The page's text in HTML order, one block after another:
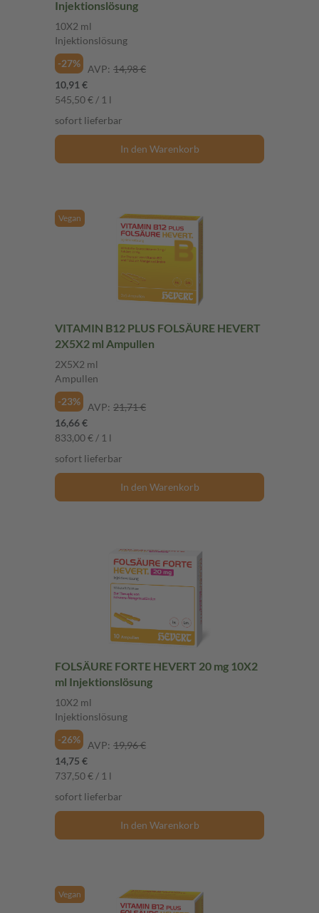
Injektionslösung
10X2 ml
Injektionslösung
-27%
AVP: 14,98 €
10,91 €
545,50 € / 1 l
sofort lieferbar
In den Warenkorb
Vegan
VITAMIN B12 PLUS FOLSÄURE HEVERT
2X5X2 ml Ampullen
2X5X2 ml
Ampullen
-23%
AVP: 21,71 €
16,66 €
833,00 € / 1 l
sofort lieferbar
In den Warenkorb
FOLSÄURE FORTE HEVERT 20 mg 10X2
ml Injektionslösung
10X2 ml
Injektionslösung
-26%
AVP: 19,96 €
14,75 €
737,50 € / 1 l
sofort lieferbar
In den Warenkorb
Vegan